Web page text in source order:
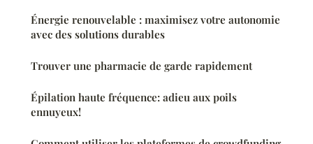
Énergie renouvelable : maximisez votre autonomie
avec des solutions durables
Trouver une pharmacie de garde rapidement
Épilation haute fréquence: adieu aux poils
ennuyeux!